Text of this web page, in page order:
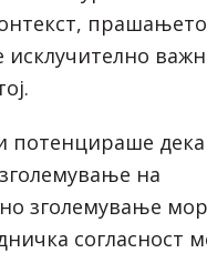
потенцираше дека
на
зголемување
согласност